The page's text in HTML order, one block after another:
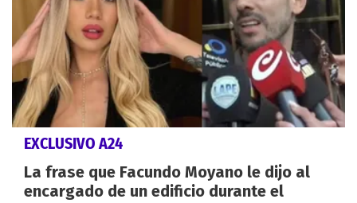
EXCLUSIVO A24
La frase que Facundo Moyano le dijo al
encargado de un edificio durante el